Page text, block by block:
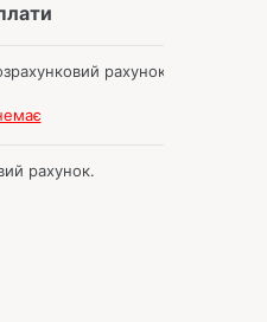
рахунок.
рахунок.